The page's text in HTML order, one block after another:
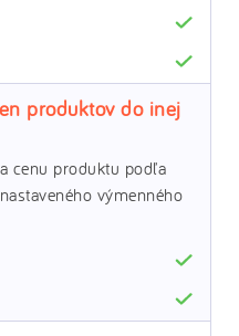
produktov do inej
cenu produktu podľa
výmenného